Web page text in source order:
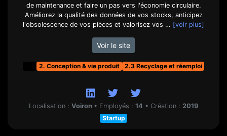
de maintenance et faire un pas vers l'économie circulaire.
Améliorez la qualité des données de vos stocks, anticipez
l'obsolescence de vos pièces et valorisez vos … [voir plus]
Voir le site
2. Conception & vie produit 2.3 Recyclage et réemploi
Localisation : Voiron • Employés : 14 • Création : 2019
Startup